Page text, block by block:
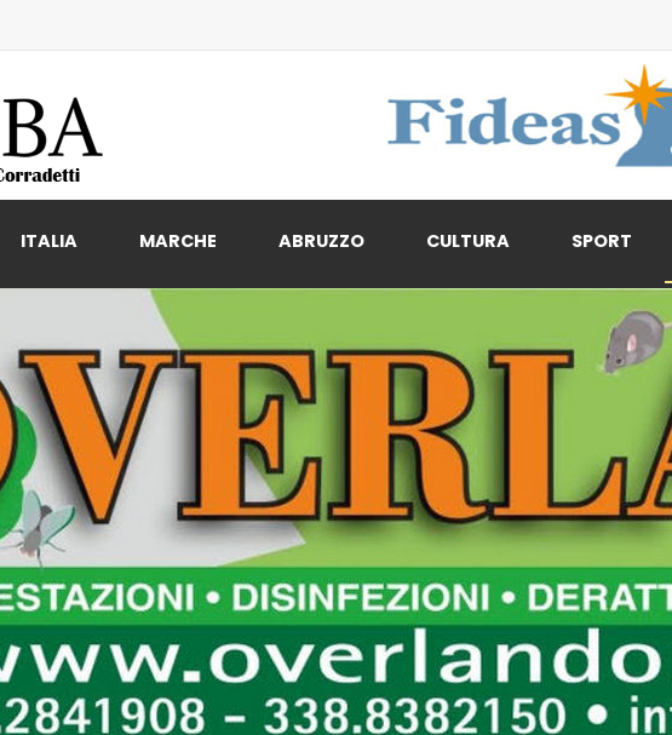
ITALIA MARCHE ABRUZZO CULTURA SPORT